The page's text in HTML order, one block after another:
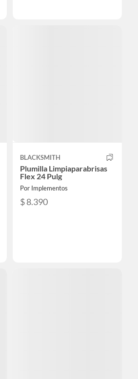
BLACKSMITH
Plumilla Limpiaparabrisas
Flex 24 Pulg
Por Implementos
$ 8.390